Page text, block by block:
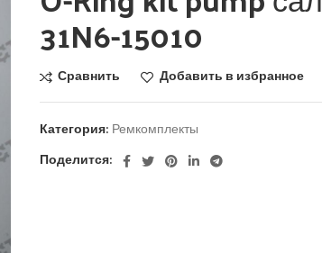
31N6-15010
Сравнить Добавить в избранное
Категория: Ремкомплекты
Поделится: